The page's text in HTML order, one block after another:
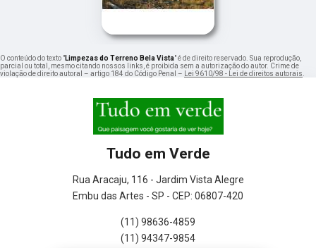
O conteúdo do texto "Limpezas do Terreno Bela Vista" é de direito reservado. Sua reprodução,
parcial ou total, mesmo citando nossos links, é proibida sem a autorização do autor. Crime de
violação de direito autoral – artigo 184 do Código Penal –
Lei 9610/98 - Lei de direitos autorais
Tudo em Verde
Rua Aracaju, 116 - Jardim Vista Alegre
Embu das Artes - SP - CEP: 06807-420
(11) 98636-4859
(11) 94347-9854